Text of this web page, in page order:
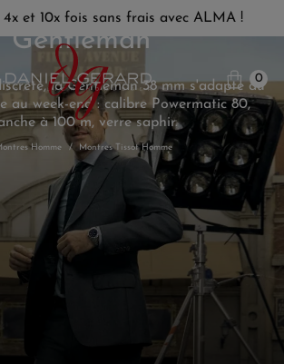
4x et 10x fois sans frais avec ALMA !
0
Homme Montres Tissot Homme
Gentleman
la Gentleman 38 mm s'adapte au
au week-end : calibre Powermatic 80,
à 100 m, verre saphir.